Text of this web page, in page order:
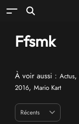
Ffsmk
À voir aussi : Actus,
2016, Mario Kart